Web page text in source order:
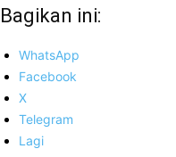
Bagikan ini:
WhatsApp
Facebook
X
Telegram
Lagi